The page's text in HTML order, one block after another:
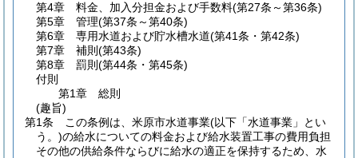
第4章
料金、加入分担金および手数料(第27条～第36条)
第5章
管理(第37条～第40条)
第6章
専用水道および貯水槽水道(第41条・第42条)
第7章
補則 (第43条)
第8章
罰則 (第44条・第45条)
付則
第1章
総則
(趣旨)
第1条
この条例は、米原市水道事業(以下「水道事業」とい
う。)の給水についての料金および給水装置工事の費用負担
その他の供給条件ならびに給水の適正を保持するため、水